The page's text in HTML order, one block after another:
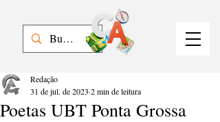
Poetas UBT Ponta Grossa
Redação
31 de jul. de 2023 2 min de leitura